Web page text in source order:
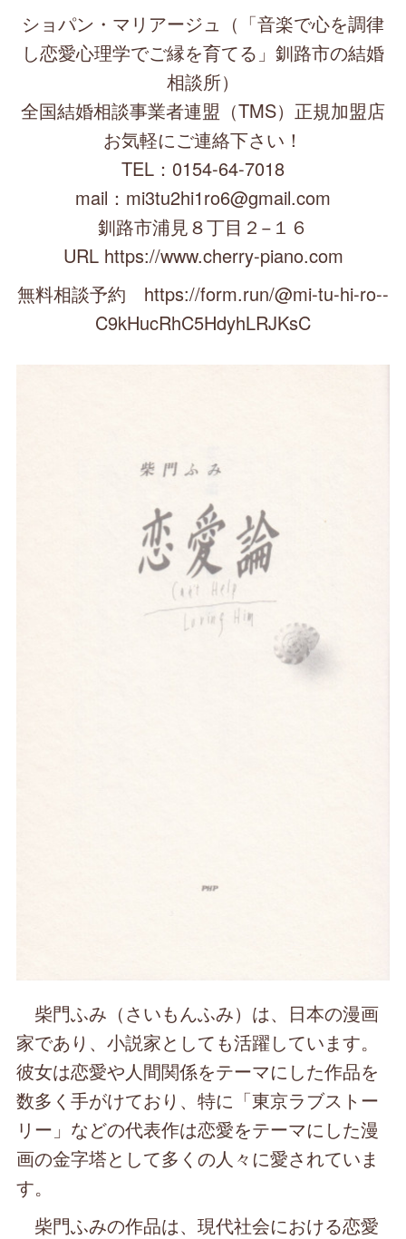
ショパン・マリアージュ（「音楽で心を調律
し恋愛心理学でご縁を育てる」釧路市の結婚
相談所）
全国結婚相談事業者連盟（TMS）正規加盟店
お気軽にご連絡下さい！
TEL：0154-64-7018
mail：mi3tu2hi1ro6@gmail.com
釧路市浦見８丁目２−１６
URL https://www.cherry-piano.com
無料相談予約 https://form.run/@mi-tu-hi-ro--
C9kHucRhC5HdyhLRJKsC
柴門ふみ（さいもんふみ）は、日本の漫画
家であり、小説家としても活躍しています。
彼女は恋愛や人間関係をテーマにした作品を
数多く手がけており、特に「東京ラブストー
リー」などの代表作は恋愛をテーマにした漫
画の金字塔として多くの人々に愛されていま
す。
柴門ふみの作品は、現代社会における恋愛